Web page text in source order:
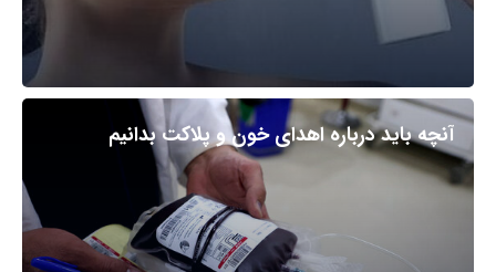
آنچه باید درباره اهدای خون و پلاکت بدانیم